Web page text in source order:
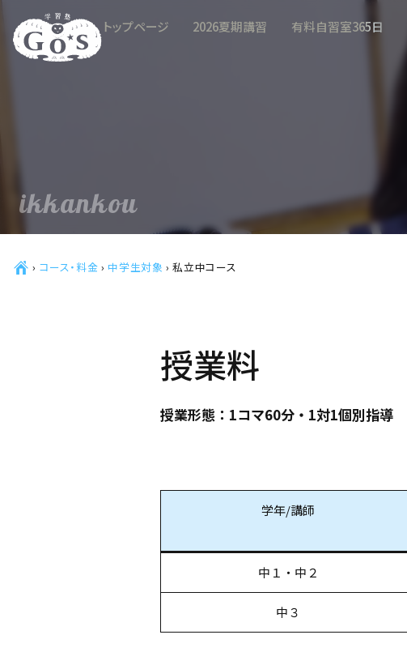
トップページ 2026夏期講習 有料自習室365日
ikkankou
Ç › コース・料金 ›中学生対象 ›私立中コース
授業料
授業形態：1コマ60分・1対1個別指導
学年/講師
中１・中２
中３